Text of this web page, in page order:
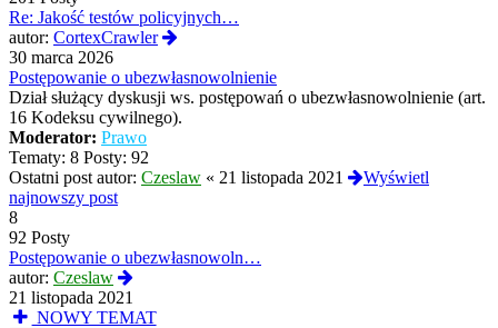
Re: Jakość testów policyjnych…
autor: CortexCrawler
post
30 marca 2026
Postępowanie o ubezwłasnowolnienie
Dział służący dyskusji ws. postępowań o ubezwłasnowolnienie (art.
16 Kodeksu cywilnego).
Moderator: Prawo
Tematy: 8 Posty: 92
Ostatni post autor: Czeslaw « 21 listopada 2021
Wyświetl
najnowszy post
8
92 Posty
Postępowanie o ubezwłasnowoln…
autor: Czeslaw
post
21 listopada 2021
NOWY TEMAT